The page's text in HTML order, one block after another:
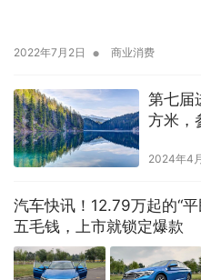
2022年7月2日 • 商业消费
第七届
方米，
2024年4
汽车快讯！12.79万起的“
五毛钱，上市就锁定爆款